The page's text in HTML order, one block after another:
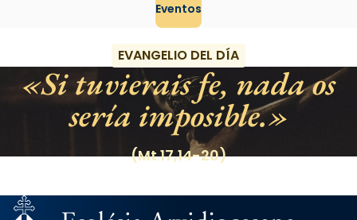
Eventos
EVANGELIO DEL DÍA
Si tuvierais fe, nada os
sería imposible.
(Mt 17,14-20)